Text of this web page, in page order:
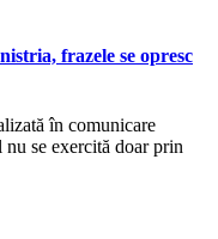
frazele se opresc
în comunicare
se exercită doar prin